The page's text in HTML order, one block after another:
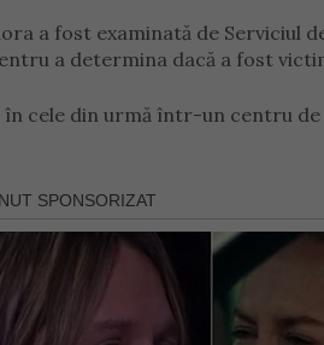
a fost examinată de Serviciul
a determina dacă a fost
în cele din urmă într-un centru